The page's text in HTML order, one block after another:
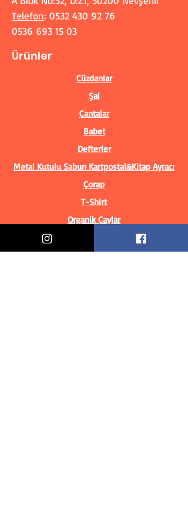
Telefon: 0532 430 92 76
0536 693 15 03
Ürünler
Cüzdanlar
Şal
Çantalar
Babet
Defterler
Metal Kutulu Sabun Kartpostal&Kitap Ayracı
Çorap
T-Shirt
Organik Çaylar